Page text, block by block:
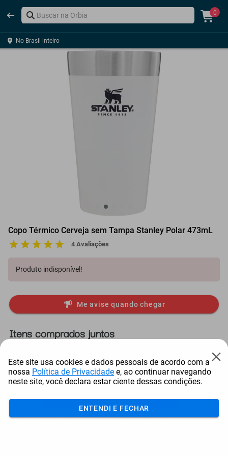
0
No Brasil inteiro
Copo Térmico Cerveja sem Tampa Stanley Polar 473mL
4 Avaliações
Produto indisponível!
Me avise quando chegar
Itens comprados juntos
Conjunto Para Churrasco
Conjunto Para Churrasco
Este site usa cookies e dados pessoais de acordo com a
nossa Política de Privacidade e, ao continuar navegando
neste site, você declara estar ciente dessas condições.
ENTENDI E FECHAR